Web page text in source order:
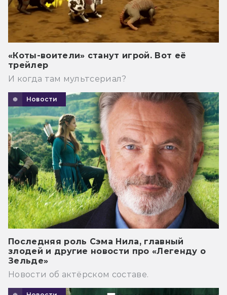
«Коты-воители» станут игрой. Вот её
трейлер
И когда там мультсериал?
Новости
Последняя роль Сэма Нила, главный
злодей и другие новости про «Легенду о
Зельде»
Новости об актёрском составе.